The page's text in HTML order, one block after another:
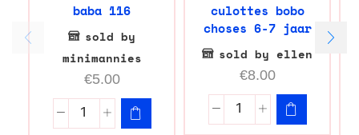
baba 116
sold by
minimannies
€5.00
culottes bobo
choses 6-7 jaar
sold by ellen
€8.00